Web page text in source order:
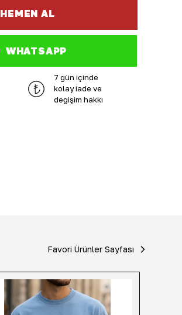
HEMEN AL
WHATSAPP
7 gün içinde
kolay iade ve
değişim hakkı
Favori Ürünler Sayfası